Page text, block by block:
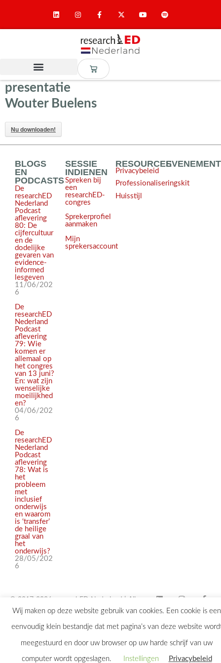
presentatie
Wouter Buelens
Nu downloaden!
BLOGS
EN
PODCASTS
De
researchED
Nederland
Podcast
aflevering
80: De
cijfercultuur
en de
dodelijke
gevaren van
evidence-
informed
lesgeven
11/06/202
6
De
researchED
Nederland
Podcast
aflevering
79: Wie
komen er
allemaal op
het congres
van 13 juni?
En: wat zijn
wenselijke
moeilijkhed
en?
04/06/202
6
De
researchED
Nederland
Podcast
aflevering
78: Wat is
het
probleem
met
inclusief
onderwijs
en waarom
is ‘transfer’
de heilige
graal van
het
onderwijs?
28/05/202
6
SESSIE
INDIENEN
Spreken bij
een
researchED-
congres
Sprekerprofiel
aanmaken
Mijn
sprekersaccount
RESOURCES
Privacybeleid
Professionaliseringskit
Huisstijl
© 2017-2026 researchED Nederland | Alle
rechten voorbehouden |
contact@researchED.eu
Wij maken op deze website gebruik van cookies. Een cookie is een
eenvoudig klein bestandje dat met pagina’s van deze website
meegestuurd en door uw browser op uw harde schrijf van uw
computer wordt opgeslagen. Instellingen Privacybeleid